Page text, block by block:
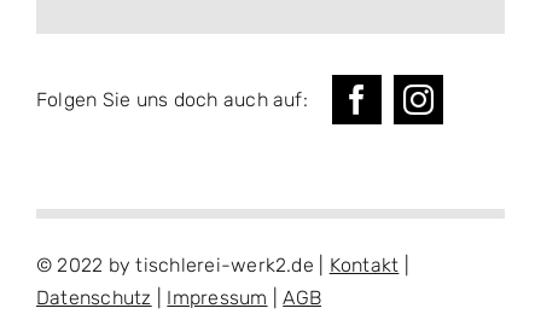
Folgen Sie uns doch auch auf:
© 2022 by tischlerei-werk2.de | Kontakt
Datenschutz
Impressum |AGB